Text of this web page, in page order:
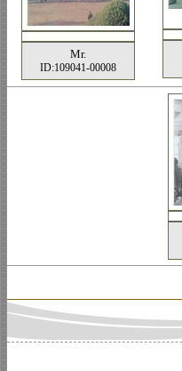
Mr.
ID:109041-00008